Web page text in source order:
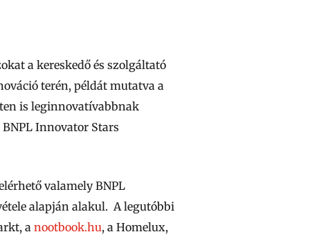
a kereskedő és szolgáltató
terén, példát mutatva a
is leginnovatívabbnak
Innovator Stars
valamely BNPL
alapján alakul. A legutóbbi
a nootbook.hu, a Homelux,